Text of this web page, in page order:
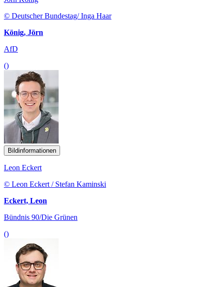
© Deutscher Bundestag/ Inga Haar
König, Jörn
AfD
()
Bildinformationen
Leon Eckert
© Leon Eckert / Stefan Kaminski
Eckert, Leon
Bündnis 90/Die Grünen
()